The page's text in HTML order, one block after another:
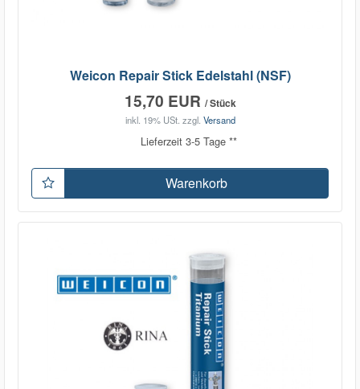
Weicon Repair Stick Edelstahl (NSF)
15,70 EUR / Stück
inkl. 19% USt. zzgl. Versand
Lieferzeit 3-5 Tage **
Warenkorb